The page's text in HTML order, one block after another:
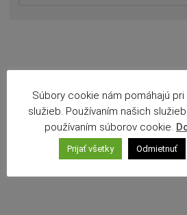
Súbory cookie nám pomáhajú
služieb. Používaním našich
používaním súborov cookie.
Prijať všetky Odmietnuť